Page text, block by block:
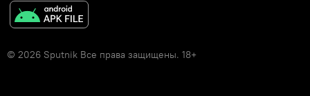
© 2026 Sputnik Все права защищены. 18+